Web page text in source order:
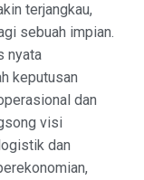
terjangkau,
sebuah impian.
nyata
keputusan
dan
visi
dan